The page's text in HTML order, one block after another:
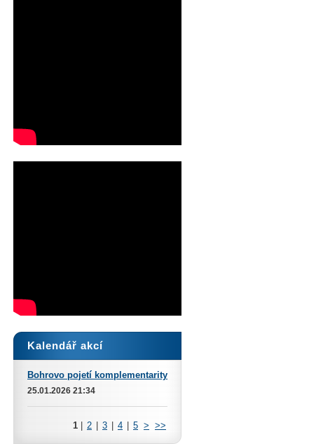
Kalendář akcí
Bohrovo pojetí komplementarity
25.01.2026 21:34
1 2 3 4 5 > >>